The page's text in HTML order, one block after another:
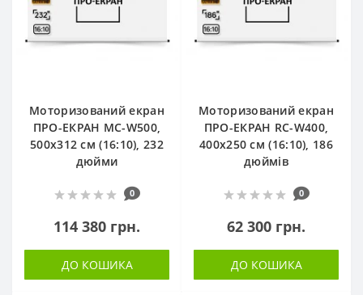
Моторизований екран
ПРО-ЕКРАН MC-W500,
500х312 см (16:10), 232
дюйми
0
114 380 грн.
ДО КОШИКА
Моторизований екран
ПРО-ЕКРАН RC-W400,
400х250 см (16:10), 186
дюймів
0
62 300 грн.
ДО КОШИКА